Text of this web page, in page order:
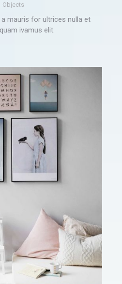
Objects
mauris for ultrices nulla et
ivamus elit.